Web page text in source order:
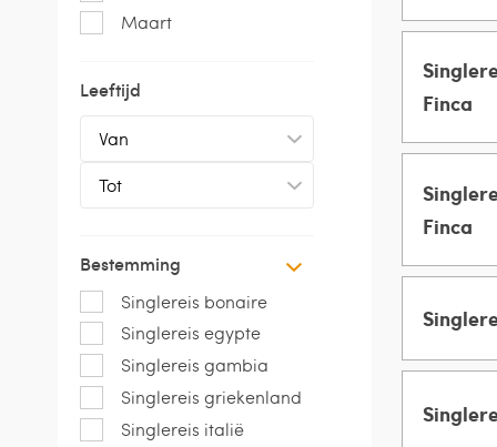
Maart
Leeftijd
Bestemming
Singlereis bonaire
Singlereis egypte
Singlereis gambia
Singlereis griekenland
Singlereis italië
MANNEN
Finca
MANNEN
Finca